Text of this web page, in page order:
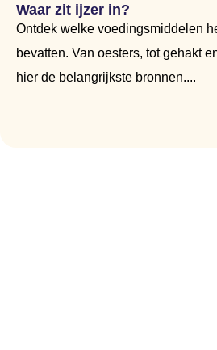
Waar zit ijzer in?
Ontdek welke voedingsmiddelen
bevatten. Van oesters, tot gehakt
hier de belangrijkste bronnen....